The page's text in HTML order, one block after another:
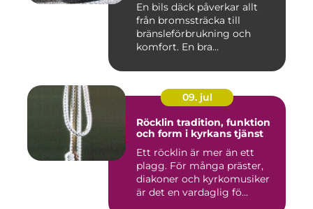
En bils däck påverkar allt
från bromssträcka till
bränsleförbrukning och
komfort. En bra
09. jul
Röcklin tradition, funktion
och form i kyrkans tjänst
Ett röcklin är mer än ett
plagg. För många präster,
diakoner och kyrkomusiker
är det en vardaglig fö...